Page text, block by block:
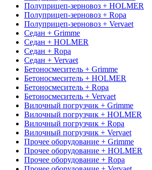
Полуприцеп-зерновоз + HOLMER
Полуприцеп-зерновоз + Ropa
Полуприцеп-зерновоз + Vervaet
Седан + Grimme
Седан + HOLMER
Седан + Ropa
Седан + Vervaet
Бетоносмеситель + Grimme
Бетоносмеситель + HOLMER
Бетоносмеситель + Ropa
Бетоносмеситель + Vervaet
Вилочный погрузчик + Grimme
Вилочный погрузчик + HOLMER
Вилочный погрузчик + Ropa
Вилочный погрузчик + Vervaet
Прочее оборудование + Grimme
Прочее оборудование + HOLMER
Прочее оборудование + Ropa